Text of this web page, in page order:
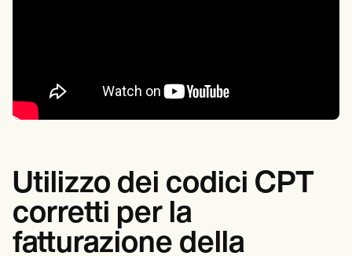
Utilizzo dei codici CPT
corretti per la
fatturazione della